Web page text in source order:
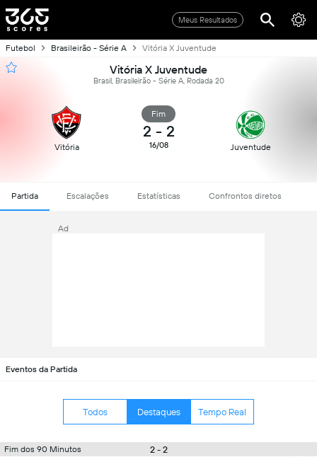
Meus Resultados
Futebol Brasileirão - Série A Vitória X Juventude
Vitória X Juventude
Brasil, Brasileirão - Série A, Rodada 20
Vitória
Fim
2 - 2
16/08 Juventude
Partida Escalações Estatísticas Confrontos diretos
Ad
Eventos da Partida
Todos Destaques Tempo Real
Fim dos 90 Minutos 2 - 2